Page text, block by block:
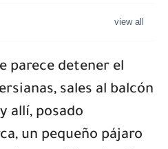
parece detener el
sales al balcón
allí, posado
un pequeño pájaro